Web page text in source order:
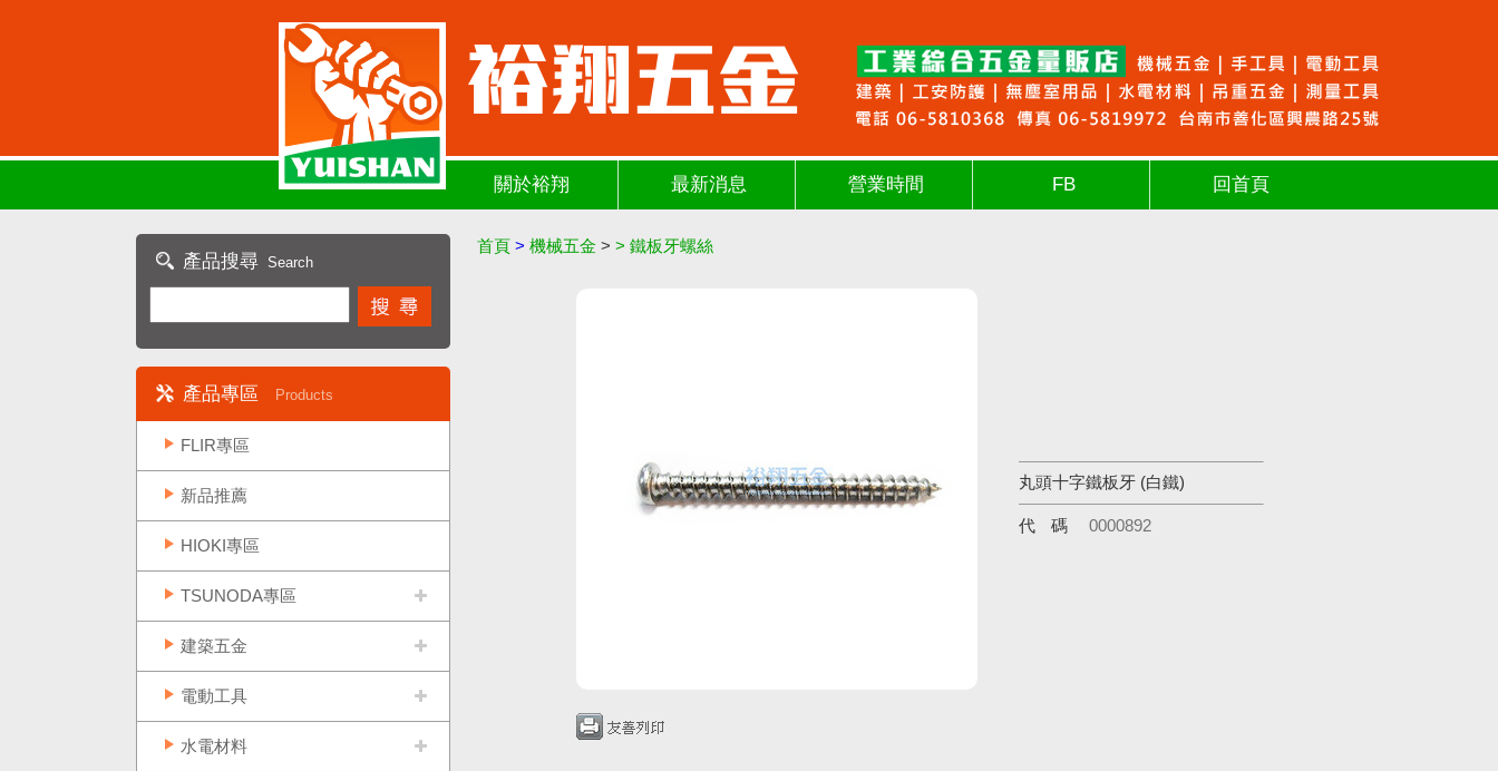
關於裕翔 最新消息 營業時間 FB 回首頁
產品搜尋 Search
產品專區 Products
FLIR專區
新品推薦
HIOKI專區
TSUNODA專區
建築五金
電動工具
水電材料
首頁 > 機械五金 > > 鐵板牙螺絲
丸頭十字鐵板牙 (白鐵)
代碼 0000892